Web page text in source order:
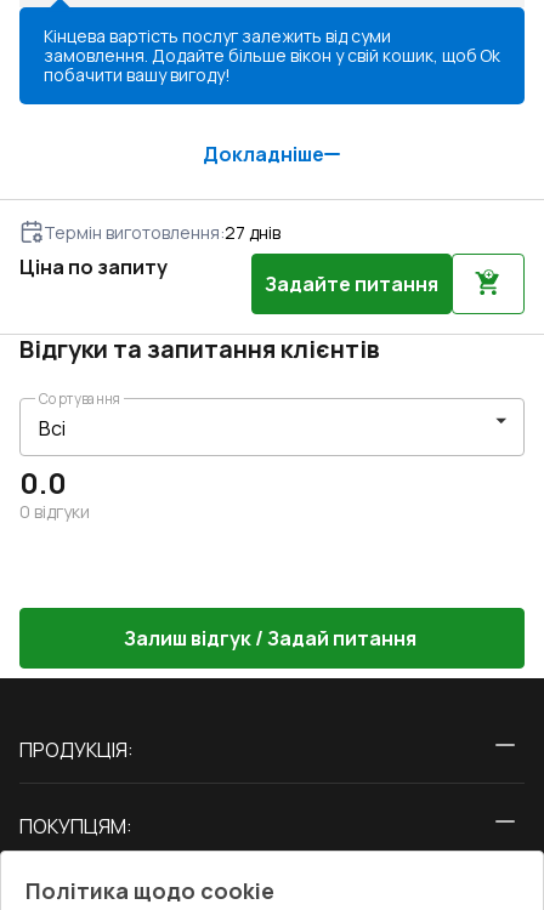
Кінцева вартість послуг залежить від суми
замовлення. Додайте більше вікон у свій кошик, щоб
побачити вашу вигоду!
Ok
Докладніше
Термін виготовлення:27 днів
Ціна по запиту
Задайте питання
Відгуки та запитання клієнтів
0.0
0 відгуки
Сортування
Залиш відгук / Задай питання
ПРОДУКЦІЯ:
Двері
ПОКУПЦЯМ:
СЕРВІС ТА ОБЛУГОВУВАННЯ:
Політика щодо cookie